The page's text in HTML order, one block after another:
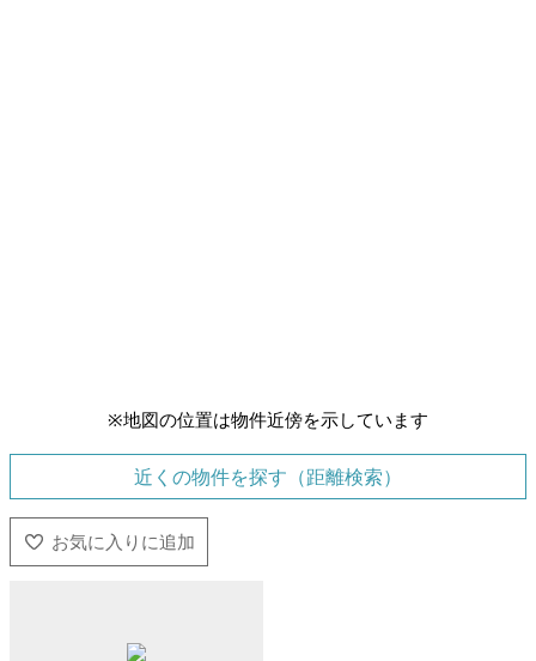
※地図の位置は物件近傍を示しています
近くの物件を探す（距離検索）